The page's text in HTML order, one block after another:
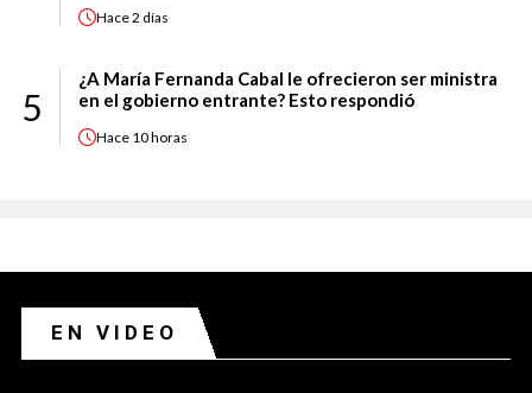
Hace2 días
5
¿A María Fernanda Cabal le ofrecieron ser ministra
en el gobierno entrante? Esto respondió
Hace 10 horas
EN VIDEO